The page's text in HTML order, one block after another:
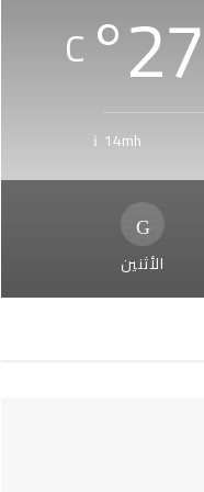
27
°
C
14mh
الأثنين